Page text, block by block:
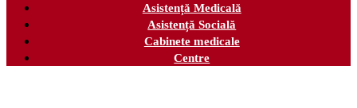
Asistență Medicală
Asistență Socială
Cabinete medicale
Centre